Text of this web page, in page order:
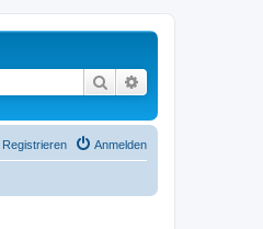
Suche
Anmelden
Registrieren